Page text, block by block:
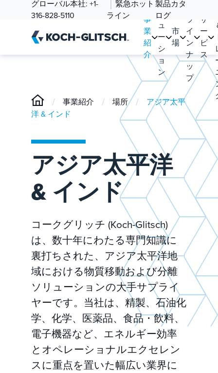
グローバル本社: +1-
316-828-5110
緊急ホット
ライン
製品カタ
ログ
事
業
紹
介
リ
ュ
ー
シ
ョ
ン
市
場
ラ
イ
ン
ナ
ッ
プ
サ
ー
ビ
ス
/ 事業紹介 / 場所 /
アジア太平
洋 & インド
アジア太平洋
& インド
コークグリッチ (Koch-Glitsch)
は、数十年にわたる専門知識に
裏打ちされた、アジア太平洋地
域における物質移動および分離
ソリューションの大手サプライ
ヤーです。当社は、精製、石油化
学、化学、医薬品、食品・飲料、
電子機器など、エネルギー効率
とオペレーショナルエクセレン
スに重点を置いた幅広い業界に